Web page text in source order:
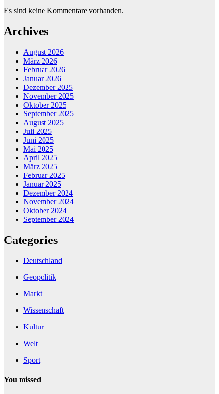
Es sind keine Kommentare vorhanden.
Archives
August 2026
März 2026
Februar 2026
Januar 2026
Dezember 2025
November 2025
Oktober 2025
September 2025
August 2025
Juli 2025
Juni 2025
Mai 2025
April 2025
März 2025
Februar 2025
Januar 2025
Dezember 2024
November 2024
Oktober 2024
September 2024
Categories
Deutschland
Geopolitik
Markt
Wissenschaft
Kultur
Welt
Sport
You missed